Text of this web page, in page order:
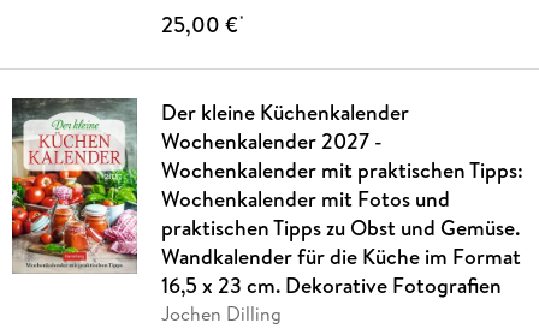
25,00 €*
Der kleine Küchenkalender
Wochenkalender 2027 -
Wochenkalender mit praktischen Tipps:
Wochenkalender mit Fotos und
praktischen Tipps zu Obst und Gemüse.
Wandkalender für die Küche im Format
16,5 x 23 cm. Dekorative Fotografien
Jochen Dilling